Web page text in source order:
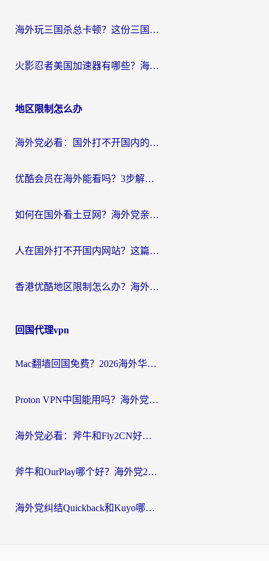
海外玩三国杀总卡顿？这份三国杀游戏加速器指南帮你告别延迟烦恼
火影忍者美国加速器有哪些？海外党亲测的国服游戏加速全攻略（含菲律宾玩三国之刃守望黎明技巧）
地区限制怎么办
海外党必看：国外打不开国内的app怎么办？3步解决你的乡愁
优酷会员在海外能看吗？3步解决海外追剧难题，附实测好用加速器推荐
如何在国外看土豆网？海外党亲测有效的追剧加速器选择指南
人在国外打不开国内网站？这篇攻略帮你无缝解锁国内资源（附交管12123使用技巧）
香港优酷地区限制怎么办？海外党亲测有效的追剧解决方案
回国代理vpn
Mac翻墙回国免费？2026海外华人亲测：从CCTV5直播到国内APP，这样选加速器才靠谱
Proton VPN中国能用吗？海外党选回国加速器的避坑指南（附番茄加速器实测）
海外党必看：斧牛和Fly2CN好用吗？3招教你选对回国加速器（附免费试用攻略）
斧牛和OurPlay哪个好？海外党2026亲测：选对加速器，国内资源秒加载
海外党纠结Quickback和Kuyo哪个好？选对回国加速器才能无缝刷国内资源